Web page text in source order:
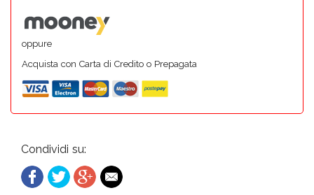
oppure
Acquista con Carta di Credito o Prepagata
Condividi su: